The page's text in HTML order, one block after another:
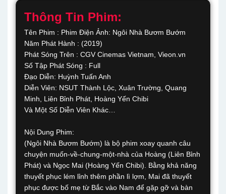
Thông Tin Phim:
Tên Phim : Phim Điện Ảnh: Ngôi Nhà Bươm Bướm
Năm Phát Hành : (2019)
Phát Sóng Trên : CGV Cinemas Vietnam, Vieon.vn
Số Tập Phát Sóng : Full
Đạo Diễn: Huỳnh Tuấn Anh
Diễn Viên: NSUT Thành Lộc, Xuân Trường, Quang
Minh, Liên Bỉnh Phát, Hoàng Yến Chibi
Và Một Số Diễn Viên Khác…
Nội Dung Phim:
(Ngôi Nhà Bươm Bướm) là bộ phim xoay quanh câu
chuyện muốn-về-chung-một-nhà của Hoàng (Liên Bỉnh
Phát) và Ngọc Mai (Hoàng Yến Chibi). Bằng khả năng
thuyết phục lém lỉnh thêm phần lì lợm, Mai đã thuyết
phục được bố mẹ từ Bắc vào Nam để gặp gỡ và bàn